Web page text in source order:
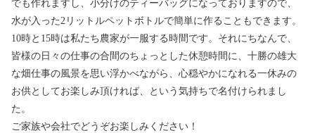
でも作れますし、小分けのティーバッグになっておりますので、
水が入った2リットルペットボトルで簡単に作ることもできます。
10時と15時は私たち農家が一服する時間です。それにちなんで、
皆様の日々の仕事の合間のちょっとした休憩時間に、十勝の雄大
な畑仕事の風景を思い浮かべながら、心穏やかになれる一休みの
お供としてお楽しみ頂ければ、という気持ちで名付けられまし
た。
ご家族や会社でどうぞお楽しみください！